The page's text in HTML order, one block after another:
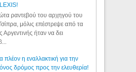
ραντεβού του αρχηγού του
μόλις επέστρεψε από τα
Αργεντινής ήταν να δει
πλέον η εναλλακτική για την
δρόμος προς την ελευθερία!